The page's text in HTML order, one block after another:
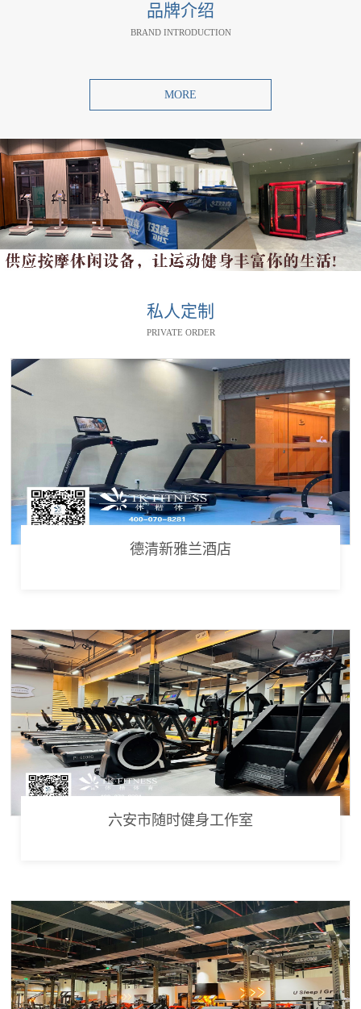
品牌介绍
BRAND INTRODUCTION
MORE
私人定制
PRIVATE ORDER
德清新雅兰酒店
六安市随时健身工作室